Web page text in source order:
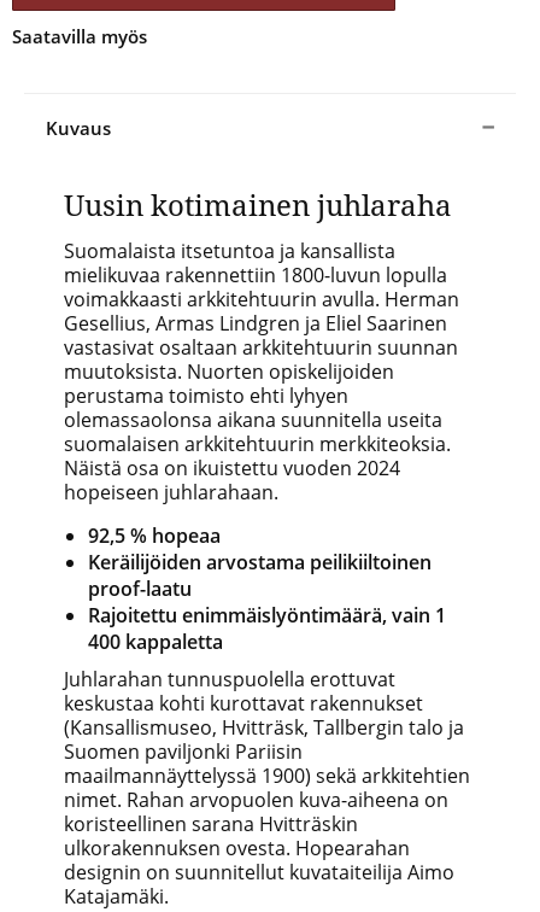
Saatavilla myös
Kuvaus
Uusin kotimainen juhlaraha
Suomalaista itsetuntoa ja kansallista
mielikuvaa rakennettiin 1800-luvun lopulla
voimakkaasti arkkitehtuurin avulla. Herman
Gesellius, Armas Lindgren ja Eliel Saarinen
vastasivat osaltaan arkkitehtuurin suunnan
muutoksista. Nuorten opiskelijoiden
perustama toimisto ehti lyhyen
olemassaolonsa aikana suunnitella useita
suomalaisen arkkitehtuurin merkkiteoksia.
Näistä osa on ikuistettu vuoden 2024
hopeiseen juhlarahaan.
92,5 % hopeaa
Keräilijöiden arvostama peilikiiltoinen
proof-laatu
Rajoitettu enimmäislyöntimäärä, vain 1
400 kappaletta
Juhlarahan tunnuspuolella erottuvat
keskustaa kohti kurottavat rakennukset
(Kansallismuseo, Hvitträsk, Tallbergin talo ja
Suomen paviljonki Pariisin
maailmannäyttelyssä 1900) sekä arkkitehtien
nimet. Rahan arvopuolen kuva-aiheena on
koristeellinen sarana Hvitträskin
ulkorakennuksen ovesta. Hopearahan
designin on suunnitellut kuvataiteilija Aimo
Katajamäki.